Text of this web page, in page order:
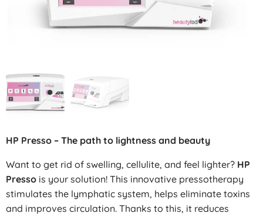
HP Presso – The path to lightness and beauty
Want to get rid of swelling, cellulite, and feel lighter? HP
Presso is your solution! This innovative pressotherapy
stimulates the lymphatic system, helps eliminate toxins
and improves circulation. Thanks to this, it reduces